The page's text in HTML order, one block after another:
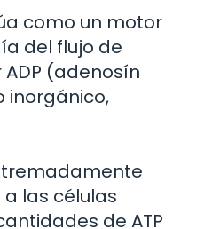
como un motor
del flujo de
(adenosín
inorgánico,
las células
de ATP